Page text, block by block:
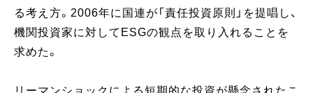
る考え方。2006年に国連が「責任投資原則」を提唱し、
機関投資家に対してESGの観点を取り入れることを
求めた。
リーマンショックによる短期的な投資が懸念されたこ